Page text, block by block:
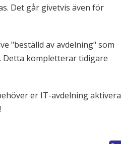
Det går givetvis även för
"beställd av avdelning" som
kompletterar tidigare
er IT-avdelning aktivera